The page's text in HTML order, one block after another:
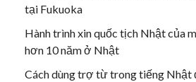
tại Fukuoka
Hành trình xin quốc tịch Nhật của
hơn 10 năm ở Nhật
Cách dùng trợ từ trong tiếng Nhật